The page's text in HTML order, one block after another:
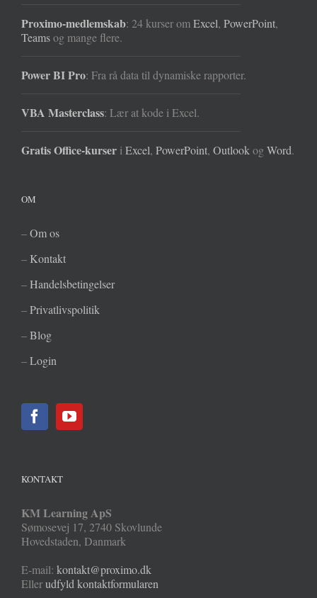
Proximo-medlemskab: 24 kurser omExcel, PowerPoint,
Teamsog mange flere.
Power BI Pro: Fra rå data til dynamiske rapporter.
VBA Masterclass: Lær at kode i Excel.
Gratis Office-kurser i Excel, PowerPoint, OutlookogWord.
OM
–Om os
– Kontakt
–Handelsbetingelser
–Privatlivspolitik
–Blog
–Login
KONTAKT
KM Learning ApS
Sømosevej 17, 2740 Skovlunde
Hovedstaden, Danmark
E-mail: kontakt@proximo.dk
Ellerudfyld kontaktformularen